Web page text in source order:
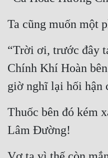
Ta cũng muốn một
“Trời ơi, trước đây
Chính Khí Hoàn
giờ nghĩ lại hối hận
Thuốc bên đó kém
Lâm Đường!